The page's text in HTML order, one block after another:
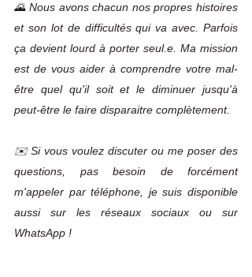
🌄 Nous avons chacun nos propres histoires
et son lot de difficultés qui va avec. Parfois
ça devient lourd à porter seul.e. Ma mission
est de vous aider à comprendre votre mal-
être quel qu'il soit et le diminuer jusqu'à
peut-être le faire disparaitre complètement.
✉️ Si vous voulez discuter ou me poser des
questions, pas besoin de forcément
m'appeler par téléphone, je suis disponible
aussi sur les réseaux sociaux ou sur
WhatsApp !